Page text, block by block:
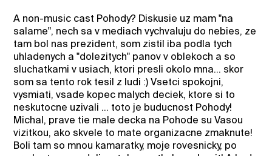
A non-music cast Pohody? Diskusie uz mam "na
salame", nech sa v mediach vychvaluju do nebies, ze
tam bol nas prezident, som zistil iba podla tych
uhladenych a "dolezitych" panov v oblekoch a so
sluchatkami v usiach, ktori presli okolo mna... skor
som sa tento rok tesil z ludi :) Vsetci spokojni,
vysmiati, vsade kopec malych deciek, ktore si to
neskutocne uzivali ... toto je buducnost Pohody!
Michal, prave tie male decka na Pohode su Vasou
vizitkou, ako skvele to mate organizacne zmaknute!
Boli tam so mnou kamaratky, moje rovesnicky, po